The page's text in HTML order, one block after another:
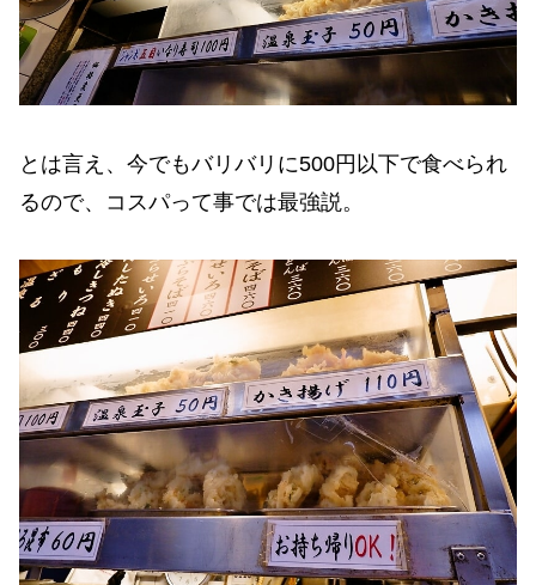
とは言え、今でもバリバリに500円以下で食べられ
るので、コスパって事では最強説。